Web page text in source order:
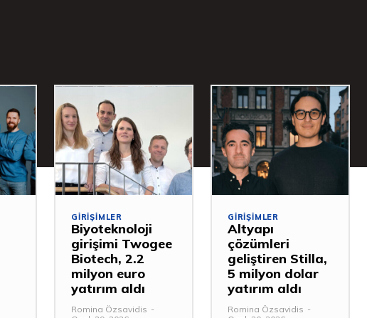
GIRIŞIMLER
Biyoteknoloji
girişimi Twogee
Biotech, 2.2
milyon euro
yatırım aldı
Romina Özsavidis -
GIRIŞIMLER
Altyapı
çözümleri
geliştiren Stilla,
5 milyon dolar
yatırım aldı
Romina Özsavidis -